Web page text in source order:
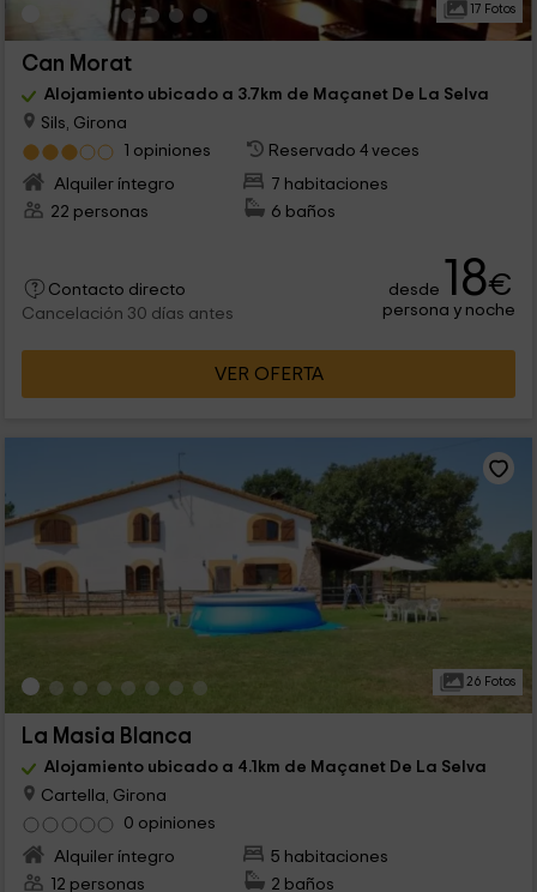
17 Fotos
Can Morat
Alojamiento ubicado a 3.7km de Maçanet De La Selva
Sils, Girona
1 opiniones
Reservado 4 veces
Alquiler íntegro
7 habitaciones
22 personas
6 baños
Contacto directo
Cancelación 30 días antes
desde 18€
persona y noche
VER OFERTA
26 Fotos
La Masia Blanca
Alojamiento ubicado a 4.1km de Maçanet De La Selva
Cartella, Girona
0 opiniones
Alquiler íntegro
5 habitaciones
12 personas
2 baños